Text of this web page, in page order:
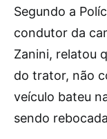
Segundo a
condutor da
Zanini, relatou
do trator, não
veículo bateu
sendo